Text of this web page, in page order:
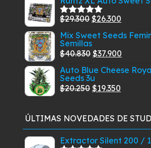
5
original
era:
$99.900.
Valorado
5
$29.300 El
precio
original
era:
$29.300.
$26.300
precio
es:
$26.300.
Mix Sweet Seeds
Semillas
$40.830 El
precio
original
era:
$37.900
precio
actual
Auto Blue Cheese
Seeds 3u
$20.250 El
$20.250.
$19.350
$19.350.
ÚLTIMAS NOVEDADES DE
Extractor Silent 200 /